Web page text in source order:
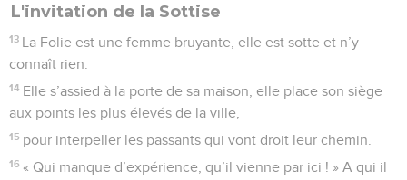
L'invitation de la Sottise
13 La Folie est une femme bruyante, elle est sotte et n’y
connaît rien.
14 Elle s’assied à la porte de sa maison, elle place son siège
aux points les plus élevés de la ville,
15 pour interpeller les passants qui vont droit leur chemin.
16 « Qui manque d’expérience, qu’il vienne par ici ! » A qui il